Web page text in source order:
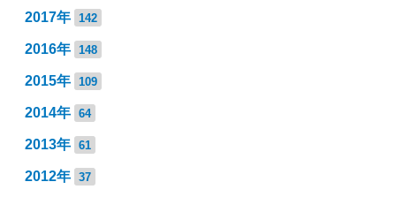
2017年 142
2016年 148
2015年 109
2014年 64
2013年 61
2012年 37